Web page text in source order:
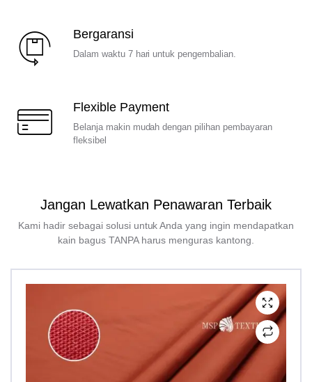
Bergaransi
Dalam waktu 7 hari untuk pengembalian.
Flexible Payment
Belanja makin mudah dengan pilihan pembayaran
fleksibel
Jangan Lewatkan Penawaran Terbaik
Kami hadir sebagai solusi untuk Anda yang ingin mendapatkan
kain bagus TANPA harus menguras kantong.